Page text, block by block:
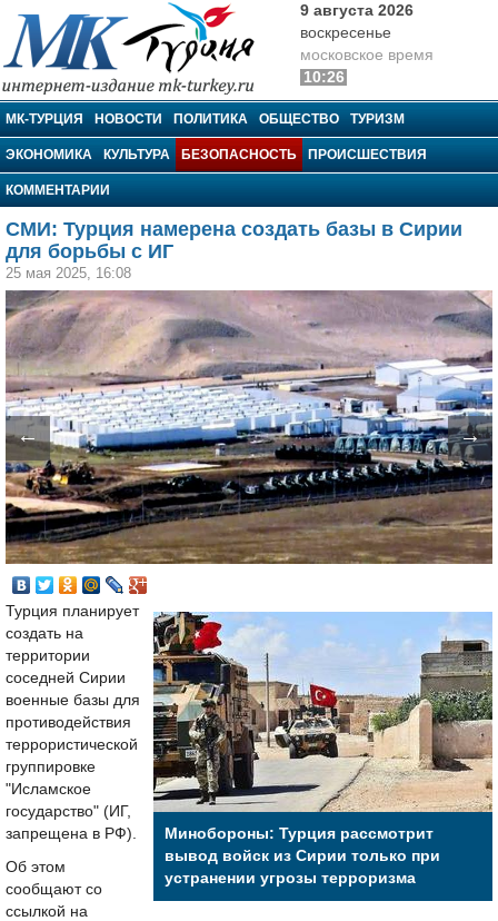
МК-Турция
9 августа 2026
воскресенье
московское время
10:26
МК-ТУРЦИЯ НОВОСТИ ПОЛИТИКА ОБЩЕСТВО ТУРИЗМ
ЭКОНОМИКА КУЛЬТУРА БЕЗОПАСНОСТЬ ПРОИСШЕСТВИЯ
КОММЕНТАРИИ
СМИ: Турция намерена создать базы в Сирии
для борьбы с ИГ
25 мая 2025, 16:08
← →
Минобороны: Турция рассмотрит
вывод войск из Сирии только при
устранении угрозы терроризма
Турция планирует
создать на
территории
соседней Сирии
военные базы для
противодействия
террористической
группировке
"Исламское
государство" (ИГ,
запрещена в РФ).
Об этом
сообщают со
ссылкой на